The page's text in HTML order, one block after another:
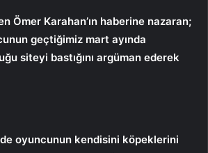
Ömer Karahan’ın haberine nazaran;
geçtiğimiz mart ayında
siteyi bastığını argüman ederek
oyuncunun kendisini köpeklerini